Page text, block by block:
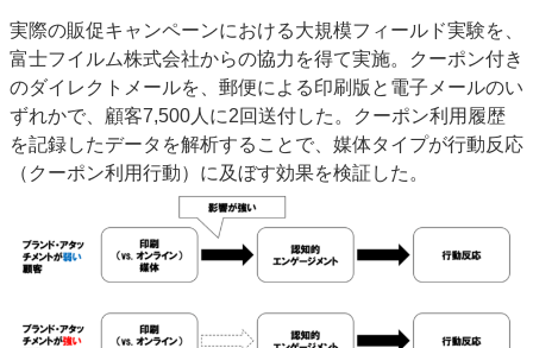
実際の販促キャンペーンにおける大規模フィールド実験を、
富士フイルム株式会社からの協力を得て実施。クーポン付き
のダイレクトメールを、郵便による印刷版と電子メールのい
ずれかで、顧客7,500人に2回送付した。クーポン利用履歴
を記録したデータを解析することで、媒体タイプが行動反応
（クーポン利用行動）に及ぼす効果を検証した。